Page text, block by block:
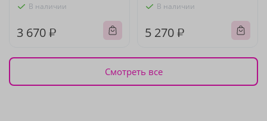
В наличии
3 670 ₽
В наличии
5 270 ₽
Смотреть все